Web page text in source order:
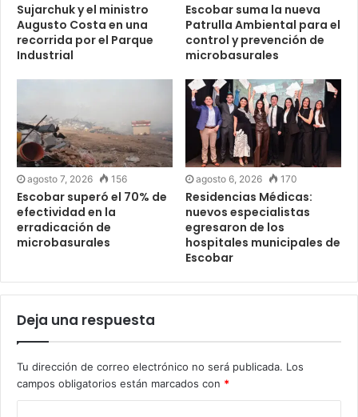
Sujarchuk y el ministro
Augusto Costa en una
recorrida por el Parque
Industrial
Escobar suma la nueva
Patrulla Ambiental para el
control y prevención de
microbasurales
agosto 7, 2026 156
Escobar superó el 70% de
efectividad en la
erradicación de
microbasurales
agosto 6, 2026 170
Residencias Médicas:
nuevos especialistas
egresaron de los
hospitales municipales de
Escobar
Deja una respuesta
Tu dirección de correo electrónico no será publicada. Los
campos obligatorios están marcados con *